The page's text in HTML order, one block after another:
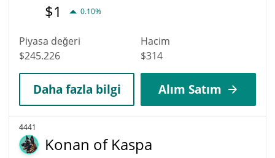
$1 0.10%
Piyasa değeri
$245.226
Hacim
$314
Daha fazla bilgi Alım Satım
4441
Konan of Kaspa